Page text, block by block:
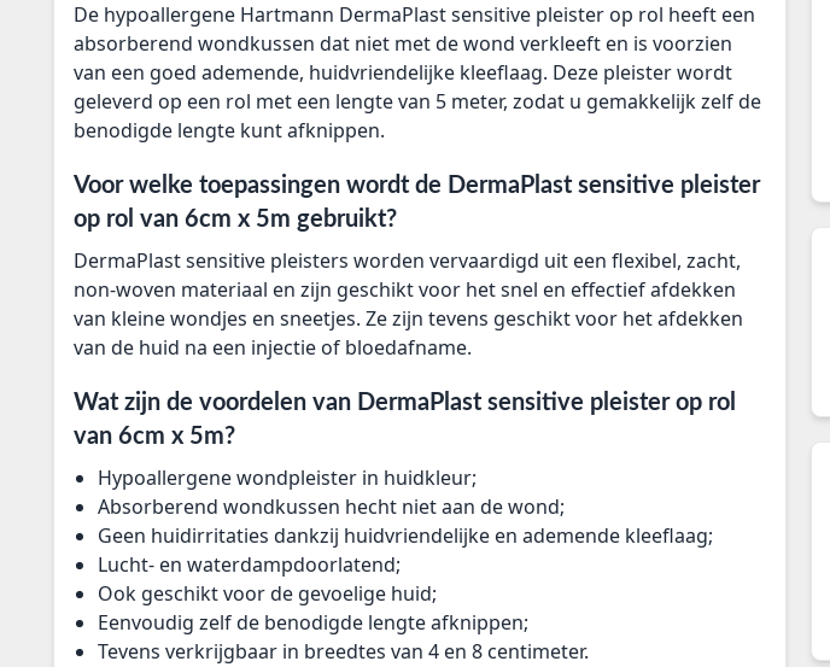
De hypoallergene Hartmann DermaPlast sensitive pleister op rol heeft een
absorberend wondkussen dat niet met de wond verkleeft en is voorzien
van een goed ademende, huidvriendelijke kleeflaag. Deze pleister wordt
geleverd op een rol met een lengte van 5 meter, zodat u gemakkelijk zelf de
benodigde lengte kunt afknippen.
Voor welke toepassingen wordt de DermaPlast sensitive pleister
op rol van 6cm x 5m gebruikt?
DermaPlast sensitive pleisters worden vervaardigd uit een flexibel, zacht,
non-woven materiaal en zijn geschikt voor het snel en effectief afdekken
van kleine wondjes en sneetjes. Ze zijn tevens geschikt voor het afdekken
van de huid na een injectie of bloedafname.
Wat zijn de voordelen van DermaPlast sensitive pleister op rol
van 6cm x 5m?
Hypoallergene wondpleister in huidkleur;
Absorberend wondkussen hecht niet aan de wond;
Geen huidirritaties dankzij huidvriendelijke en ademende kleeflaag;
Lucht- en waterdampdoorlatend;
Ook geschikt voor de gevoelige huid;
Eenvoudig zelf de benodigde lengte afknippen;
Tevens verkrijgbaar in breedtes van 4 en 8 centimeter.